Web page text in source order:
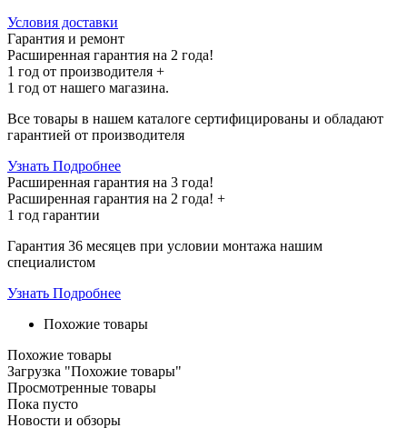
Условия доставки
Гарантия и ремонт
Расширенная гарантия на 2 года!
1 год от производителя +
1 год от нашего магазина.
Все товары в нашем каталоге сертифицированы и обладают
гарантией от производителя
Узнать Подробнее
Расширенная гарантия на 3 года!
Расширенная гарантия на 2 года! +
1 год гарантии
Гарантия 36 месяцев при условии монтажа нашим
специалистом
Узнать Подробнее
Похожие товары
Похожие товары
Загрузка "Похожие товары"
Просмотренные товары
Пока пусто
Новости и обзоры